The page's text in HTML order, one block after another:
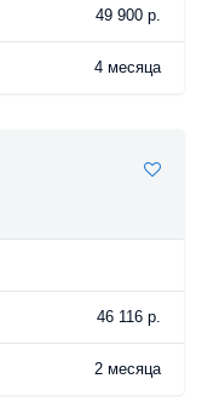
49 900 р.
4 месяца
46 116 р.
2 месяца